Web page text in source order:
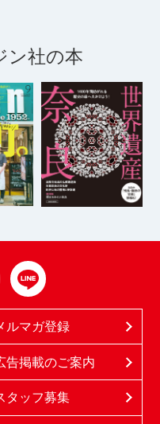
ン社の本
ルマガ登録
告掲載のご案内
タッフ募集